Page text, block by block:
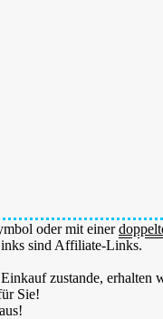
oder mit einer
sind Affiliate-Links.
zustande, erhalten
Sie!